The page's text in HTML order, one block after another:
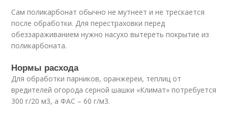
Сам поликарбонат обычно не мутнеет и не трескается
после обработки. Для перестраховки перед
обеззараживанием нужно насухо вытереть покрытие из
поликарбоната.
Нормы расхода
Для обработки парников, оранжереи, теплиц от
вредителей огорода серной шашки «Климат» потребуется
300 г/20 м3, а ФАС – 60 г/м3.